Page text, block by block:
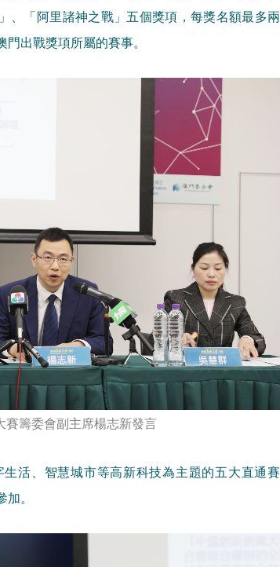
、「阿里諸神之戰」五個獎項，每獎名額最多兩
出戰獎項所屬的賽事。
賽籌委會副主席楊志新發言
活、智慧城市等高新科技為主題的五大直通賽
。